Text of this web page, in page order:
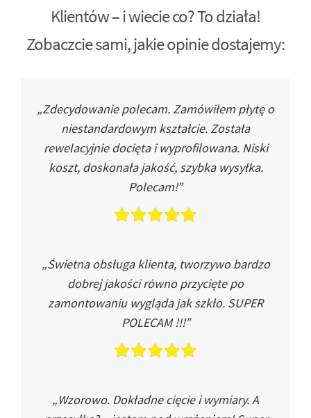
Klientów – i wiecie co? To działa!
Zobaczcie sami, jakie opinie dostajemy:
„Zdecydowanie polecam. Zamówiłem płytę o
niestandardowym kształcie. Została
rewelacyjnie docięta i wyprofilowana. Niski
koszt, doskonała jakość, szybka wysyłka.
Polecam!”
„Świetna obsługa klienta, tworzywo bardzo
dobrej jakości równo przycięte po
zamontowaniu wygląda jak szkło. SUPER
POLECAM !!!”
„Wzorowo. Dokładne cięcie i wymiary. A